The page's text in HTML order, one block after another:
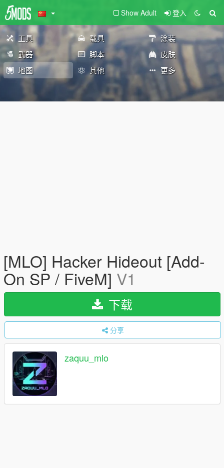
Show Adult 登入
工具 载具
涂装
武器
脚本
皮肤
地图
其他 更多
[MLO] Hacker Hideout [Add-
On SP / FiveM] V1
下载
分享
zaquu_mlo